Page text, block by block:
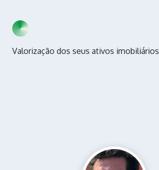
Valorização dos seus ativos imobiliários